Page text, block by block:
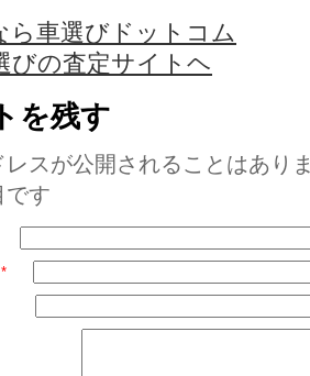
ら車選びドットコム
びの査定サイトヘ
を残す
レスが公開されることはあり
です
*